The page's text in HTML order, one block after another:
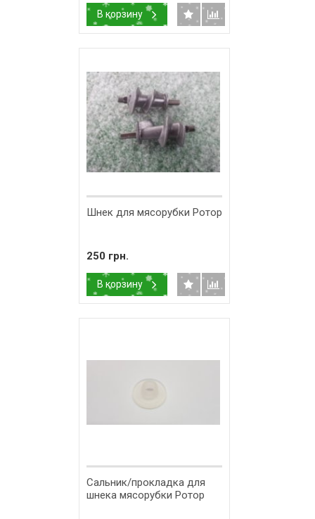
В корзину
Шнек для мясорубки Ротор
250 грн.
В корзину
Сальник/прокладка для
шнека мясорубки Ротор